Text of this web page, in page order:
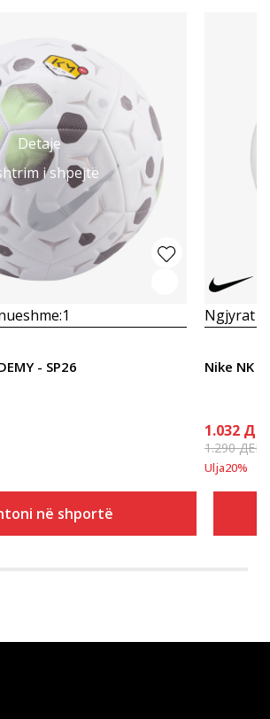
Detaje
i shpejtë
1
- SP26
në shportë
Ngjyrat e
Nike NK
1.032
1.290ДЕН
Ulja20%